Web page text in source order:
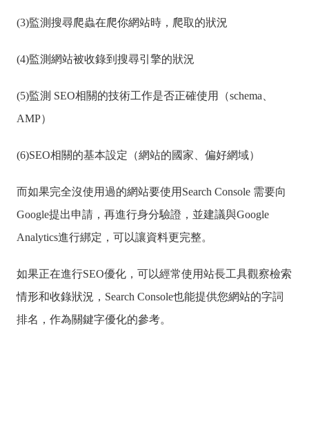
(3)監測搜尋爬蟲在爬你網站時，爬取的狀況
(4)監測網站被收錄到搜尋引擎的狀況
(5)監測 SEO相關的技術工作是否正確使用（schema、
AMP）
(6)SEO相關的基本設定（網站的國家、偏好網域）
而如果完全沒使用過的網站要使用Search Console 需要向
Google提出申請，再進行身分驗證，並建議與Google
Analytics進行綁定，可以讓資料更完整。
如果正在進行SEO優化，可以經常使用站長工具觀察檢索
情形和收錄狀況，Search Console也能提供您網站的字詞
排名，作為關鍵字優化的參考。